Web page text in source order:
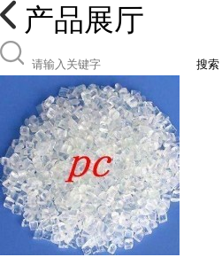
产品展厅
搜索